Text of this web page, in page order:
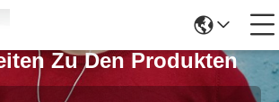
Zu Den Produkten